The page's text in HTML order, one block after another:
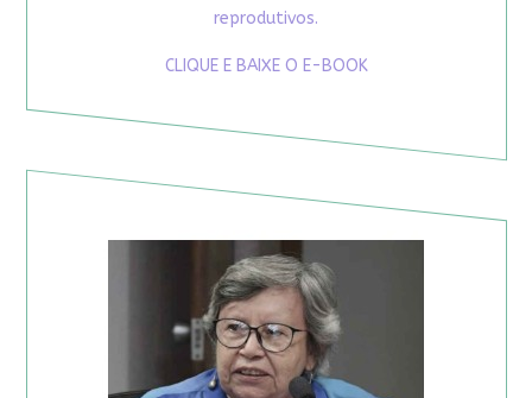
reprodutivos.
CLIQUE E BAIXE O E-BOOK